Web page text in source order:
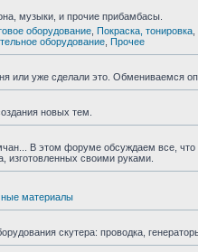
музыки, и прочие прибамбасы.
оборудование Покраска, тонировка
оборудование Прочее
или уже сделали это. Обмениваемся
новых тем.
В этом форуме обсуждаем все, что
изготовленных своими руками.
материалы
скутера: проводка,